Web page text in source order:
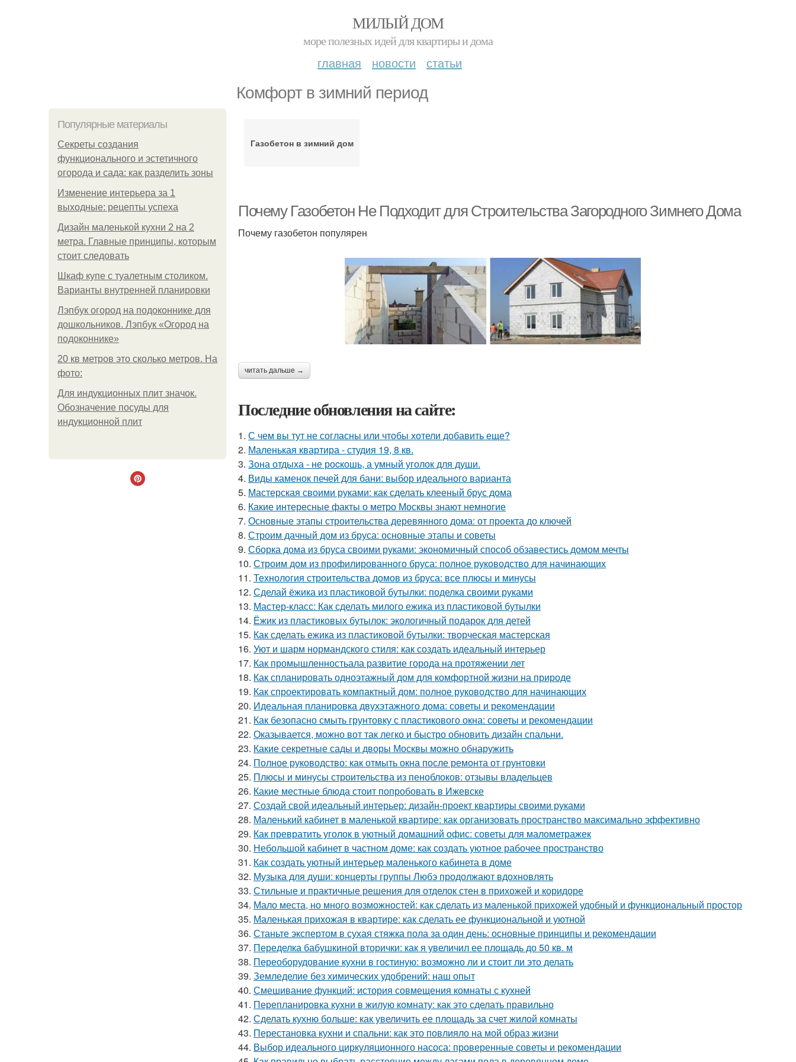
МИЛЫЙ ДОМ
море полезных идей для квартиры и дома
главная новости статьи
Комфорт в зимний период
Популярные материалы
Секреты создания
функционального и эстетичного
огорода и сада: как разделить зоны
Изменение интерьера за 1
выходные: рецепты успеха
Дизайн маленькой кухни 2 на 2
метра. Главные принципы, которым
стоит следовать
Шкаф купе с туалетным столиком.
Варианты внутренней планировки
Лэпбук огород на подоконнике для
дошкольников. Лэпбук «Огород на
подоконнике»
20 кв метров это сколько метров. На
фото:
Для индукционных плит значок.
Обозначение посуды для
индукционной плит
Газобетон в зимний дом
Почему Газобетон Не Подходит для Строительства Загородного Зимнего Дома
Почему газобетон популярен
читать дальше →
Последние обновления на сайте:
1. С чем вы тут не согласны или чтобы хотели добавить еще?
2. Маленькая квартира - студия 19, 8 кв.
3. Зона отдыха - не роcкошь, а умный уголок для души.
4. Виды каменок печей для бани: выбор идеального варианта
5. Мастерская своими руками: как сделать клееный брус дома
6. Какие интересные факты о метро Москвы знают немногие
7. Основные этапы строительства деревянного дома: от проекта до ключей
8. Строим дачный дом из бруса: основные этапы и советы
9. Сборка дома из бруса своими руками: экономичный способ обзавестись домом мечты
10. Строим дом из профилированного бруса: полное руководство для начинающих
11. Технология строительства домов из бруса: все плюсы и минусы
12. Сделай ёжика из пластиковой бутылки: поделка своими руками
13. Мастер-класс: Как сделать милого ежика из пластиковой бутылки
14. Ёжик из пластиковых бутылок: экологичный подарок для детей
15. Как сделать ежика из пластиковой бутылки: творческая мастерская
16. Уют и шарм нормандского стиля: как создать идеальный интерьер
17. Как промышленностьала развитие города на протяжении лет
18. Как спланировать одноэтажный дом для комфортной жизни на природе
19. Как спроектировать компактный дом: полное руководство для начинающих
20. Идеальная планировка двухэтажного дома: советы и рекомендации
21. Как безопасно смыть грунтовку с пластикового окна: советы и рекомендации
22. Оказывается, можно вот так легко и быстро обновить дизайн спальни.
23. Какие секретные сады и дворы Москвы можно обнаружить
24. Полное руководство: как отмыть окна после ремонта от грунтовки
25. Плюсы и минусы строительства из пеноблоков: отзывы владельцев
26. Какие местные блюда стоит попробовать в Ижевске
27. Создай свой идеальный интерьер: дизайн-проект квартиры своими руками
28. Маленький кабинет в маленькой квартире: как организовать пространство максимально эффективно
29. Как превратить уголок в уютный домашний офис: советы для малометражек
30. Небольшой кабинет в частном доме: как создать уютное рабочее пространство
31. Как создать уютный интерьер маленького кабинета в доме
32. Музыка для души: концерты группы Любэ продолжают вдохновлять
33. Стильные и практичные решения для отделок стен в прихожей и коридоре
34. Мало места, но много возможностей: как сделать из маленькой прихожей удобный и функциональный простор
35. Маленькая прихожая в квартире: как сделать ее функциональной и уютной
36. Станьте экспертом в сухая стяжка пола за один день: основные принципы и рекомендации
37. Переделка бабушкиной вторички: как я увеличил ее площадь до 50 кв. м
38. Переоборудование кухни в гостиную: возможно ли и стоит ли это делать
39. Земледелие без химических удобрений: наш опыт
40. Смешивание функций: история совмещения комнаты с кухней
41. Перепланировка кухни в жилую комнату: как это сделать правильно
42. Сделать кухню больше: как увеличить ее площадь за счет жилой комнаты
43. Перестановка кухни и спальни: как это повлияло на мой образ жизни
44. Выбор идеального циркуляционного насоса: проверенные советы и рекомендации